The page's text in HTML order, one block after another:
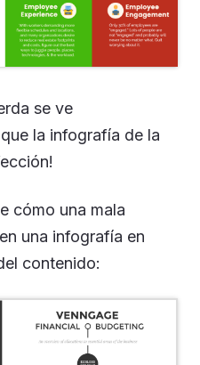
se ve
la infografía de la
cómo una mala
una infografía en
contenido: